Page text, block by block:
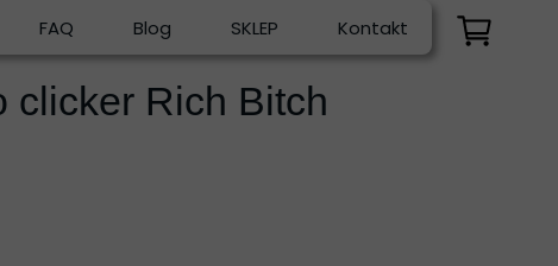
FAQ Blog SKLEP Kontakt
clicker Rich Bitch